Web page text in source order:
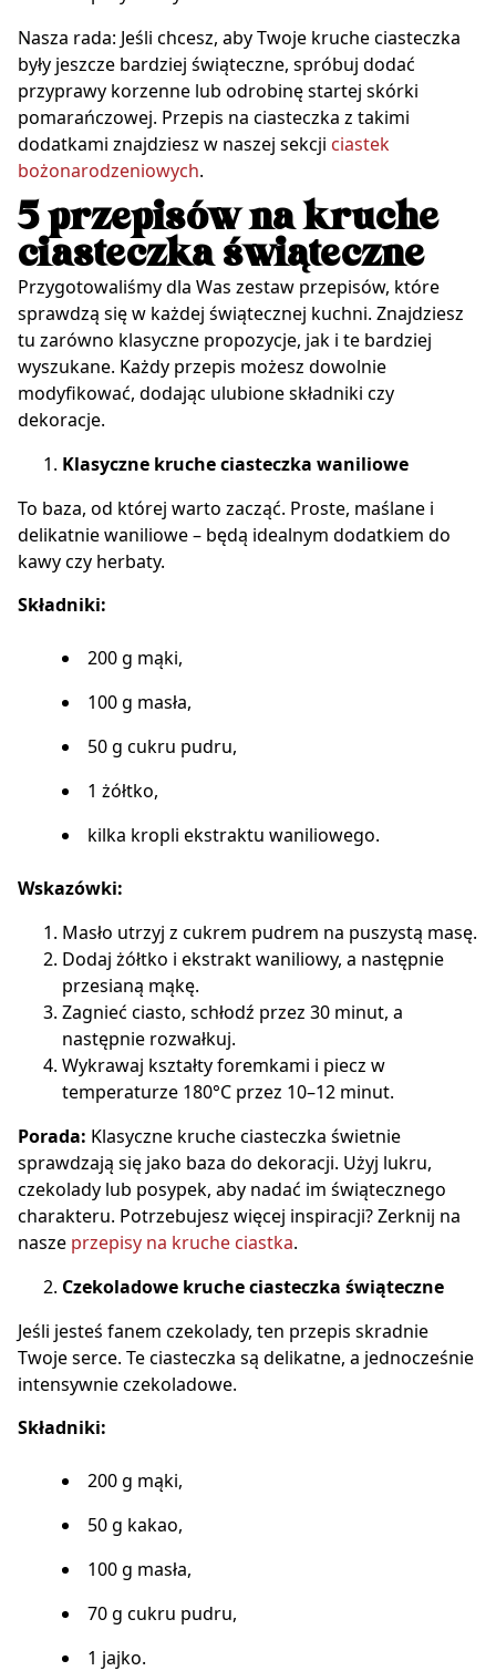
Nasza rada: Jeśli chcesz, aby Twoje kruche ciasteczka
były jeszcze bardziej świąteczne, spróbuj dodać
przyprawy korzenne lub odrobinę startej skórki
pomarańczowej. Przepis na ciasteczka z takimi
dodatkami znajdziesz w naszej sekcji ciastek
bożonarodzeniowych.
5 przepisów na kruche
ciasteczka świąteczne
Przygotowaliśmy dla Was zestaw przepisów, które
sprawdzą się w każdej świątecznej kuchni. Znajdziesz
tu zarówno klasyczne propozycje, jak i te bardziej
wyszukane. Każdy przepis możesz dowolnie
modyfikować, dodając ulubione składniki czy
dekoracje.
Klasyczne kruche ciasteczka waniliowe
To baza, od której warto zacząć. Proste, maślane i
delikatnie waniliowe – będą idealnym dodatkiem do
kawy czy herbaty.
Składniki:
200 g mąki,
100 g masła,
50 g cukru pudru,
1 żółtko,
kilka kropli ekstraktu waniliowego.
Wskazówki:
Masło utrzyj z cukrem pudrem na puszystą masę.
Dodaj żółtko i ekstrakt waniliowy, a następnie
przesianą mąkę.
Zagnieć ciasto, schłodź przez 30 minut, a
następnie rozwałkuj.
Wykrawaj kształty foremkami i piecz w
temperaturze 180°C przez 10–12 minut.
Porada: Klasyczne kruche ciasteczka świetnie
sprawdzają się jako baza do dekoracji. Użyj lukru,
czekolady lub posypek, aby nadać im świątecznego
charakteru. Potrzebujesz więcej inspiracji? Zerknij na
nasze przepisy na kruche ciastka.
Czekoladowe kruche ciasteczka świąteczne
Jeśli jesteś fanem czekolady, ten przepis skradnie
Twoje serce. Te ciasteczka są delikatne, a jednocześnie
intensywnie czekoladowe.
Składniki:
200 g mąki,
50 g kakao,
100 g masła,
70 g cukru pudru,
1 jajko.